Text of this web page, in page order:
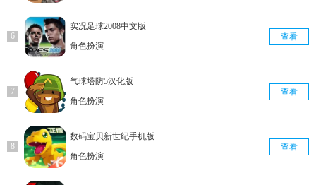
实况足球2008中文版
角色扮演
查看
气球塔防5汉化版
角色扮演
查看
数码宝贝新世纪手机版
角色扮演
查看